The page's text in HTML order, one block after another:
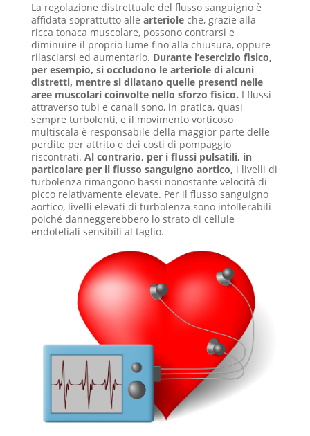
La regolazione distrettuale del flusso sanguigno è
affidata soprattutto alle arterioleche, grazie alla
ricca tonaca muscolare, possono contrarsi e
diminuire il proprio lume fino alla chiusura, oppure
rilasciarsi ed aumentarlo. Durante l’esercizio fisico,
per esempio, si occludono le arteriole di alcuni
distretti, mentre si dilatano quelle presenti nelle
aree muscolari coinvolte nello sforzo fisico. I flussi
attraverso tubi e canali sono, in pratica, quasi
sempre turbolenti, e il movimento vorticoso
multiscala è responsabile della maggior parte delle
perdite per attrito e dei costi di pompaggio
riscontrati. Al contrario, per i flussi pulsatili, in
particolare per il flusso sanguigno aortico, i livelli di
turbolenza rimangono bassi nonostante velocità di
picco relativamente elevate. Per il flusso sanguigno
aortico, livelli elevati di turbolenza sono intollerabili
poiché danneggerebbero lo strato di cellule
endoteliali sensibili al taglio.